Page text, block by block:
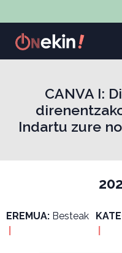
CANVA I:
Indartu zure
EREMUA: Besteak